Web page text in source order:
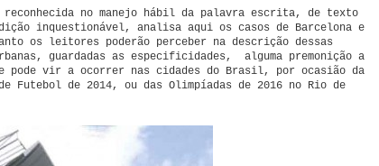
no manejo hábil da palavra escrita, de texto
inquestionável, analisa aqui os casos de Barcelona e
os leitores poderão perceber na descrição dessas
guardadas as especificidades, alguma premonição a
pode vir a ocorrer nas cidades do Brasil, por ocasião da
de Futebol de 2014, ou das Olimpíadas de 2016 no Rio de